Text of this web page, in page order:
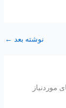
نوشته بعد ←
موردنیاز